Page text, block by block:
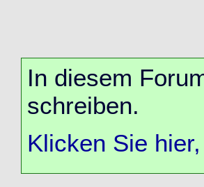
In diesem
schreiben.
Klicken Sie